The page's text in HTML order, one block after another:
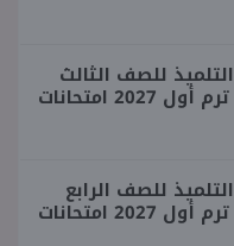
للصف الثالث
الابتدائي إنجليزي ترم أول 2027 امتحانات
للصف الرابع
الابتدائي إنجليزي ترم أول 2027 امتحانات